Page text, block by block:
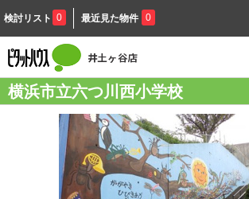
検討リスト 0 最近見た物件 0
横浜市立六つ川西小学校